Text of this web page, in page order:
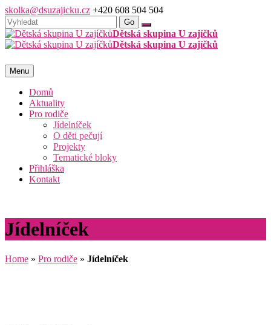
skolka@dsuzajicku.cz +420 608 504 504
Dětská skupina U zajíčků
Dětská skupina U zajíčků
Menu
Domů
Aktuality
Pro rodiče
Jídelníček
O děti pečují
Projekty
Tematické bloky
Přihláška
Kontakt
Jídelníček
Home » Pro rodiče » Jídelníček